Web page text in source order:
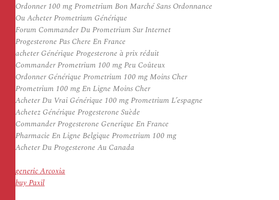
Ordonner 100 mg Prometrium Bon Marché Sans Ordonnance
Ou Acheter Prometrium Générique
Forum Commander Du Prometrium Sur Internet
Progesterone Pas Chere En France
acheter Générique Progesterone à prix réduit
Commander Prometrium 100 mg Peu Coûteux
Ordonner Générique Prometrium 100 mg Moins Cher
Prometrium 100 mg En Ligne Moins Cher
Acheter Du Vrai Générique 100 mg Prometrium L’espagne
Achetez Générique Progesterone Suède
Commander Progesterone Generique En France
Pharmacie En Ligne Belgique Prometrium 100 mg
Acheter Du Progesterone Au Canada
generic Arcoxia
buy Paxil